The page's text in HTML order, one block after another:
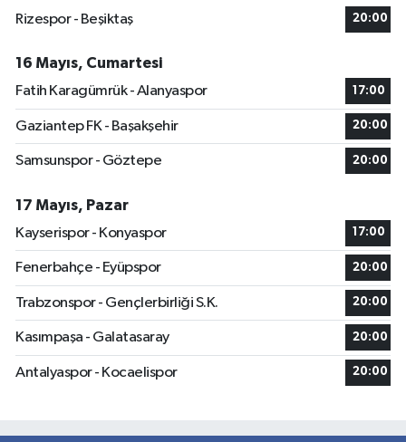
Rizespor - Beşiktaş
20:00
16 Mayıs, Cumartesi
Fatih Karagümrük - Alanyaspor
17:00
Gaziantep FK - Başakşehir 20:00
Samsunspor - Göztepe 20:00
17 Mayıs, Pazar
Kayserispor - Konyaspor
17:00
Fenerbahçe - Eyüpspor 20:00
Trabzonspor - Gençlerbirliği S.K. 20:00
Kasımpaşa - Galatasaray 20:00
Antalyaspor - Kocaelispor 20:00